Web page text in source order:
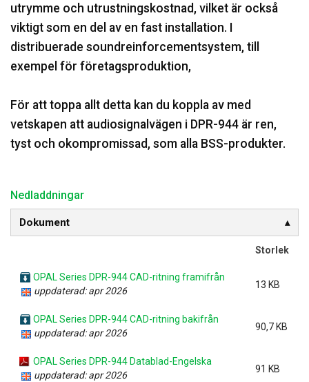
utrymme och utrustningskostnad, vilket är också
viktigt som en del av en fast installation. I
distribuerade soundreinforcementsystem, till
exempel för företagsproduktion,
För att toppa allt detta kan du koppla av med
vetskapen att audiosignalvägen i DPR-944 är ren,
tyst och okompromissad, som alla BSS-produkter.
Nedladdningar
Dokument
Storlek
OPAL Series DPR-944 CAD-ritning framifrån
uppdaterad: apr 2026
13 KB
OPAL Series DPR-944 CAD-ritning bakifrån
uppdaterad: apr 2026
90,7 KB
OPAL Series DPR-944 Datablad-Engelska
uppdaterad: apr 2026
91 KB